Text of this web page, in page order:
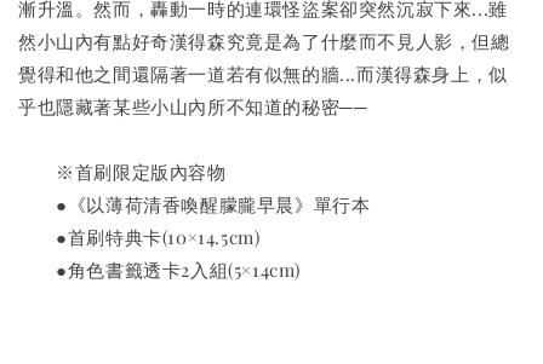
漸升溫。然而，轟動一時的連環怪盜案卻突然沉寂下來...雖
然小山內有點好奇漢得森究竟是為了什麼而不見人影，但總
覺得和他之間還隔著一道若有似無的牆...而漢得森身上，似
乎也隱藏著某些小山內所不知道的秘密──
※首刷限定版內容物
●《以薄荷清香喚醒朦朧早晨》單行本
●首刷特典卡(10×14.5cm)
●角色書籤透卡2入組(5×14cm)